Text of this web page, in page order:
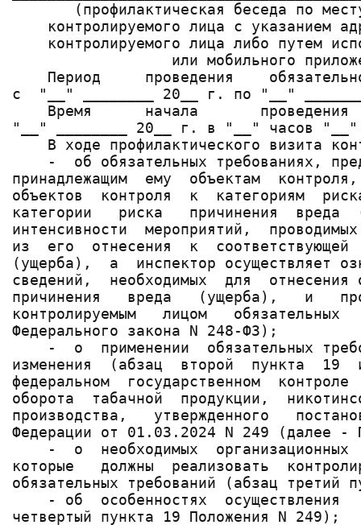
(профилактическая беседа по
контролируемого лица с указанием
контролируемого лица либо путем
или мобильного
Период     проведения
с  "__" ________ 20__ г. по "__"
Время      начала       проведения
"__" ________ 20__ г. в "__" часов
В ходе профилактического визита
-  об обязательных требованиях,
принадлежащим  ему  объектам
объектов  контроля  к  категориям
категории   риска   причинения
интенсивности  мероприятий,
из  его  отнесения  к  соответствующей
(ущерба),  а  инспектор осуществляет
сведений,  необходимых  для  отнесения
причинения   вреда   (ущерба),   и
контролируемым   лицом
Федерального закона N 248-ФЗ);
-  о  применении  обязательных
изменения  (абзац  второй  пункта  19
федеральном  государственном
оборота  табачной  продукции,
производства,   утвержденного
Федерации от 01.03.2024 N 249 (далее -
-  о  необходимых  организационных
которые   должны  реализовать
обязательных требований (абзац третий
- об  особенностях  осуществления
четвертый пункта 19 Положения N 249);